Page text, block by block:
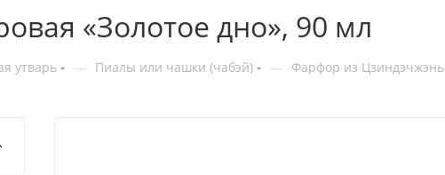
«Золотое дно», 90 мл
утварь — Пиалы или чашки (чабэй) — Фарфор из Цзиндэчжэнь